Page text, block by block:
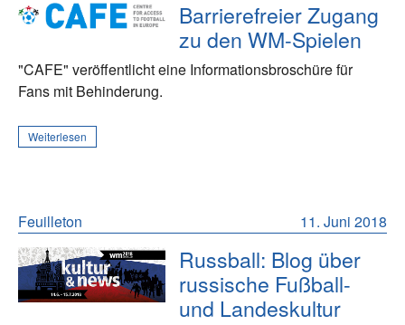
Barrierefreier Zugang
zu den WM-Spielen
"CAFE" veröffentlicht eine Informationsbroschüre für
Fans mit Behinderung.
Weiterlesen
11. Juni 2018
Feuilleton
Russball: Blog über
russische Fußball-
und Landeskultur